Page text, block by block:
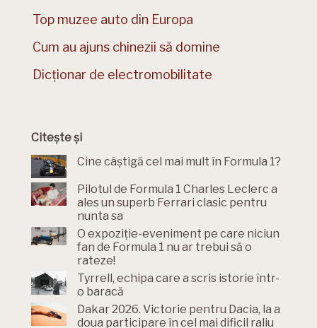
Top muzee auto din Europa
Cum au ajuns chinezii să domine
Dicționar de electromobilitate
Citește și
Cine câștigă cel mai mult în Formula 1?
Pilotul de Formula 1 Charles Leclerc a
ales un superb Ferrari clasic pentru
nunta sa
O expoziție-eveniment pe care niciun
fan de Formula 1 nu ar trebui să o
rateze!
Tyrrell, echipa care a scris istorie într-
o baracă
Dakar 2026. Victorie pentru Dacia, la a
doua participare în cel mai dificil raliu